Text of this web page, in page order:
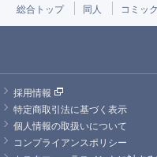
総合トップ 同人 コミッ
採用情報
特定商取引法に基づく表示
個人情報の取扱いについて
コンプライアンスポリシー